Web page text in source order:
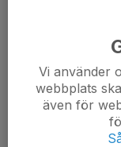
Vi använder
webbplats
även för